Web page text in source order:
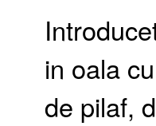
in oala
de pilaf,